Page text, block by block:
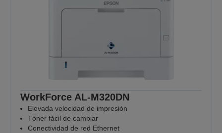
WorkForce AL-M320DN
Elevada velocidad de impresión
Tóner fácil de cambiar
Conectividad de red Ethernet